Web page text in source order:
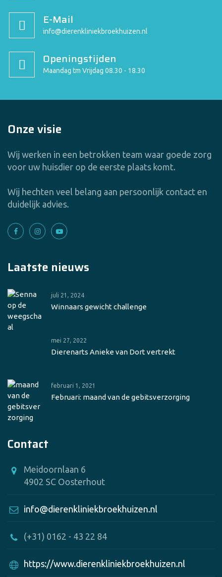
E-Mail
info@dierenkliniekbroekhuizen.nl
Openingstijden
Maandag tm Vrijdag 08.30 - 18.30
Onze visie
Wij werken in een betrokken team waar goede zorg
voor uw huisdier op de eerste plaats komt.
Wij hechten veel belang aan persoonlijk contact en
duidelijk advies.
Laatste nieuws
juli 21, 2024
Winnaars gewicht challenge
mei 27, 2022
Dierenarts Anieke van Dort vertrekt
februari 1, 2021
Februari: maand van de gebitsverzorging
Contact
Meidoornlaan 6
4902 SC Oosterhout
info@dierenkliniekbroekhuizen.nl
(+31) 0162 - 43 22 84
https://www.dierenkliniekbroekhuizen.nl